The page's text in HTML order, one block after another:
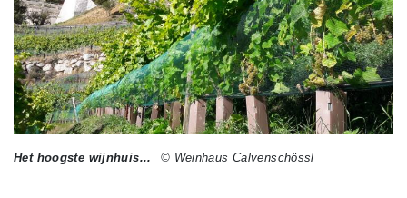
Het hoogste wijnhuis... © Weinhaus Calvenschössl